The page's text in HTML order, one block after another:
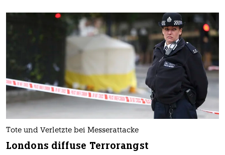
Tote und Verletzte bei Messerattacke
Londons diffuse Terrorangst